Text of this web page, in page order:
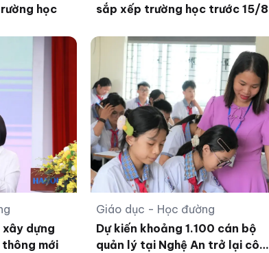
học
sắp xếp trường học trước 15/8
xây dựng
thông mới
Giáo dục - Học đường
Dự kiến khoảng 1.100 cán bộ
quản lý tại Nghệ An trở lại công